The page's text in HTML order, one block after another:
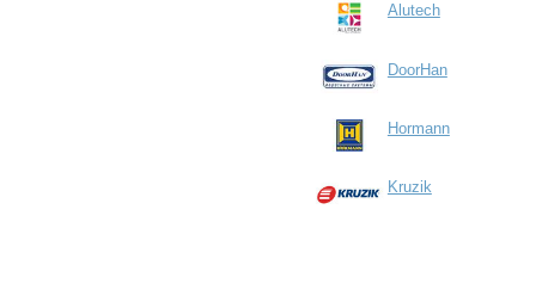
Alutech
DoorHan
Hormann
Kruzik